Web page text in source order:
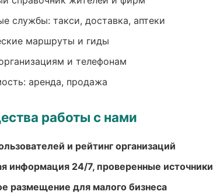
службы: такси, доставка, аптеки
маршруты и гиды
и телефонам
аренда, продажа
работы с нами
и рейтинг организаций
информация 24/7, проверенные источники
размещение для малого бизнеса